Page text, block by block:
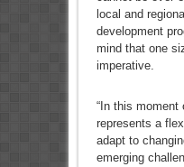
local and
development
mind that one
imperative.
“In this
represents a
adapt to
emerging